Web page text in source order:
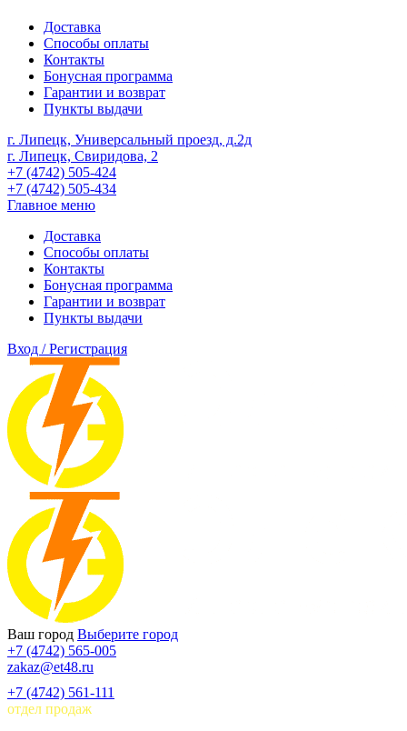
Доставка
Способы оплаты
Контакты
Бонусная программа
Гарантии и возврат
Пункты выдачи
г. Липецк, Универсальный проезд, д.2д
г. Липецк, Свиридова, 2
+7 (4742) 505-424
+7 (4742) 505-434
Главное меню
Доставка
Способы оплаты
Контакты
Бонусная программа
Гарантии и возврат
Пункты выдачи
Вход / Регистрация
Ваш город Выберите город
+7 (4742) 565-005
zakaz@et48.ru
+7 (4742) 561-111
отдел продаж